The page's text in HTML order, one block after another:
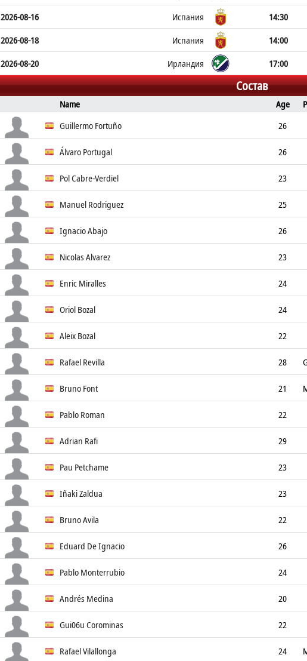
2026-08-16
Испания 14:30
2026-08-18
Испания 14:00
2026-08-20
Ирландия 17:00
Состав
Name Age
Guillermo Fortuño
26
Álvaro Portugal 26
Pol Cabre-Verdiel 23
Manuel Rodriguez 25
Ignacio Abajo 26
Nicolas Alvarez 23
Enric Miralles 24
Oriol Bozal 24
Aleix Bozal 22
Rafael Revilla 28
Bruno Font 21
Pablo Roman 22
Adrian Rafi 29
Pau Petchame 23
Iñaki Zaldua 23
Bruno Avila 22
Eduard De Ignacio 26
Pablo Monterrubio 24
Andrés Medina 20
Gui06u Corominas 22
Rafael Vilallonga 24